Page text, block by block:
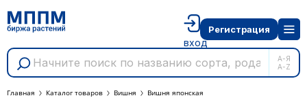
А-Я
A-Z
вход
Регистрация
Главная Каталог товаров Вишня Вишня японская